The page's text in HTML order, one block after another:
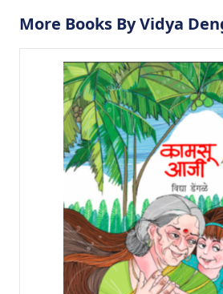
More Books By Vidya